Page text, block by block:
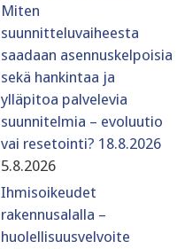
Miten
suunnitteluvaiheesta
saadaan asennuskelpoisia
sekä hankintaa ja
ylläpitoa palvelevia
suunnitelmia – evoluutio
vai resetointi? 18.8.2026
5.8.2026
Ihmisoikeudet
rakennusalalla –
huolellisuusvelvoite